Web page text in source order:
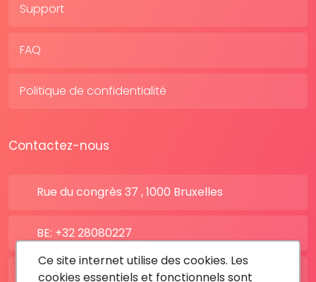
Support
FAQ
Politique de confidentialité
Contactez-nous
Rue du congrès 37 , 1000 Bruxelles
BE: +32 28080227
FR: +33 183642895
Ce site internet utilise des cookies. Les
cookies essentiels et fonctionnels sont